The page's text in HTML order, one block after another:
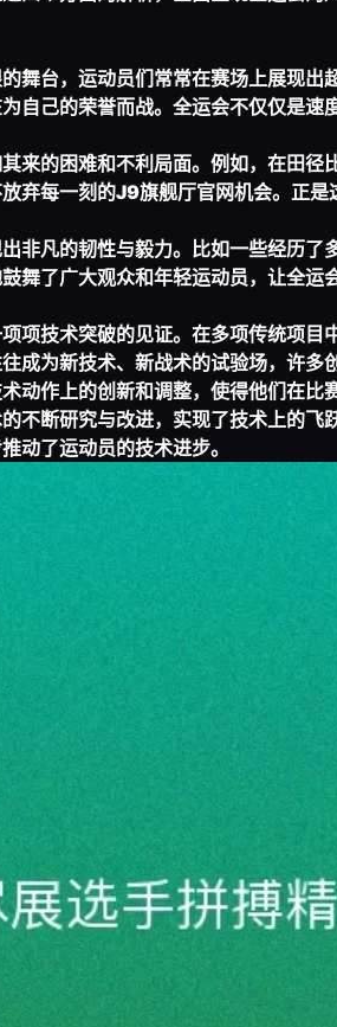
舞台，运动员们常常在赛场上展现
自己的荣誉而战。全运会不仅仅是
来的困难和不利局面。例如，在田
弃每一刻的J9旗舰厅官网机会。正是
非凡的韧性与毅力。比如一些经历
舞了广大观众和年轻运动员，让全运
项技术突破的见证。在多项传统项
成为新技术、新战术的试验场，许多
动作上的创新和调整，使得他们在
不断研究与改进，实现了技术上的
动了运动员的技术进步。